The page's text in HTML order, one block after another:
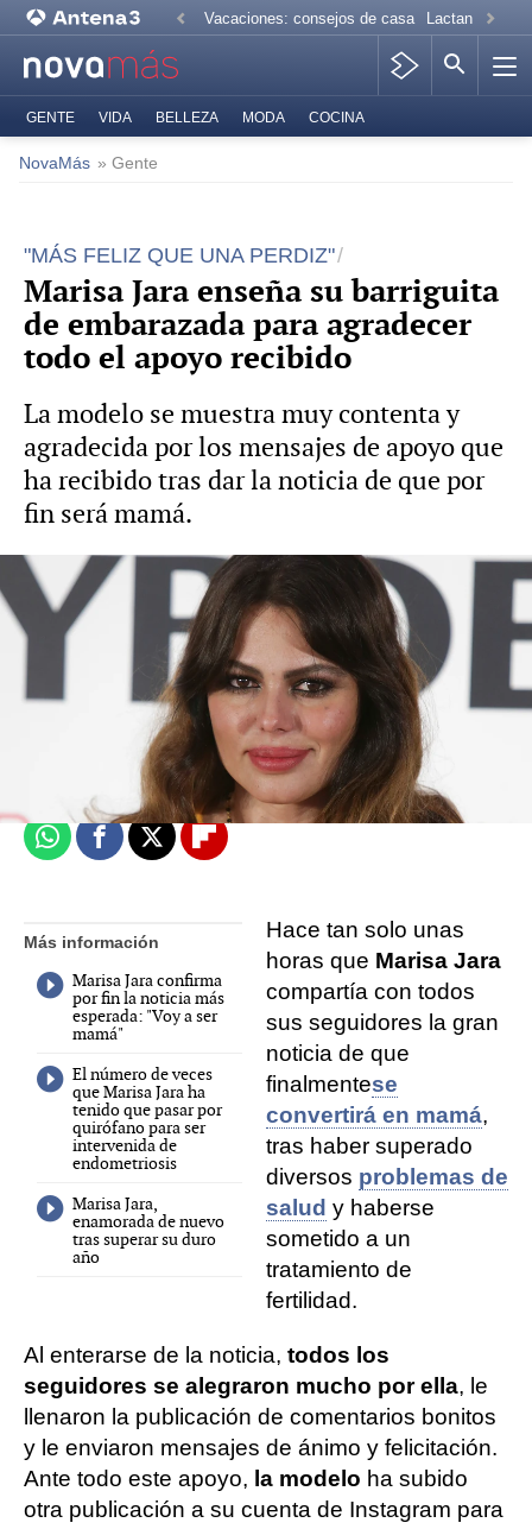
Vacaciones: consejos de casa Lactancia
GENTE VIDA BELLEZA MODA COCINA
NovaMás » Gente
"MÁS FELIZ QUE UNA PERDIZ"
Marisa Jara enseña su barriguita
de embarazada para agradecer
todo el apoyo recibido
La modelo se muestra muy contenta y
agradecida por los mensajes de apoyo que
ha recibido tras dar la noticia de que por
fin será mamá.
Celebrities.es
19 de septiembre de 2021, 14:34
WhatsappFacebook
X Flipboard
Más información
Marisa Jara confirma
por fin la noticia más
esperada: "Voy a ser
mamá"
El número de veces
que Marisa Jara ha
tenido que pasar por
quirófano para ser
intervenida de
endometriosis
Marisa Jara,
enamorada de nuevo
tras superar su duro
año
Hace tan solo unas
horas que Marisa Jara
compartía con todos
sus seguidores la gran
noticia de que
finalmentese
convertirá en mamá,
tras haber superado
diversos problemas de
salud y haberse
sometido a un
tratamiento de
fertilidad.
Al enterarse de la noticia, todos los
seguidores se alegraron mucho por ella, le
llenaron la publicación de comentarios bonitos
y le enviaron mensajes de ánimo y felicitación.
Ante todo este apoyo, la modelo ha subido
otra publicación a su cuenta de Instagram para